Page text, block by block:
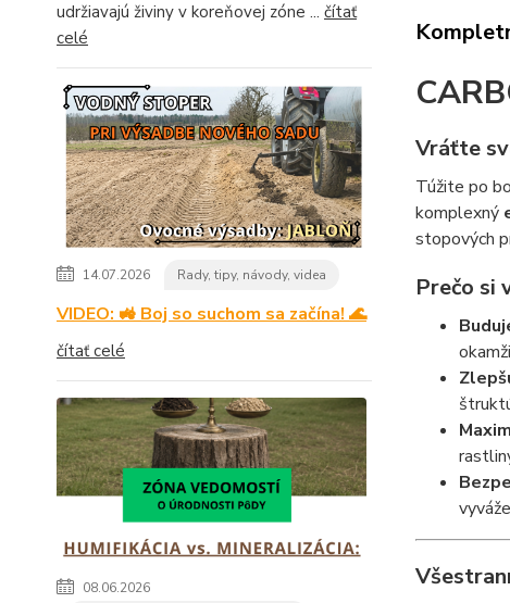
udržiavajú živiny v koreňovej zóne ... čítať
celé
14.07.2026 Rady, tipy, návody, videa
VIDEO: 🚜 Boj so suchom sa začína! 🌊
čítať celé
08.06.2026
Vráťte
Túžite po
komplexný
stopových
Prečo si